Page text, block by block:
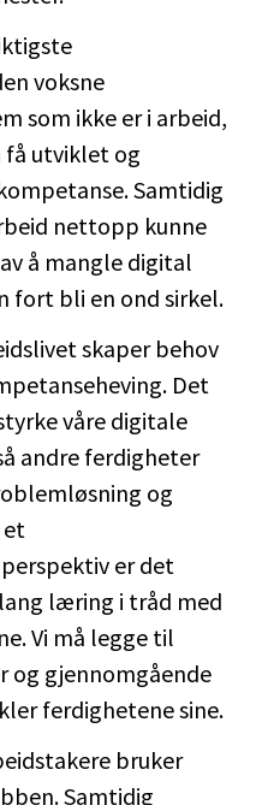
voksne
som ikke er i arbeid,
få utviklet og
Samtidig
nettopp kunne
å mangle digital
fort bli en ond sirkel.
skaper behov
Det
våre digitale
andre ferdigheter
og
et
er det
læring i tråd med
Vi må legge til
gjennomgående
ferdighetene sine.
bruker
Samtidig